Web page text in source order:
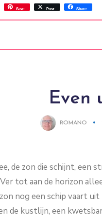
PrintSave Post Share
Even
ROMANO
de zon die schijnt, een
tot aan de horizon
nog een schip vaart
de kustlijn, een